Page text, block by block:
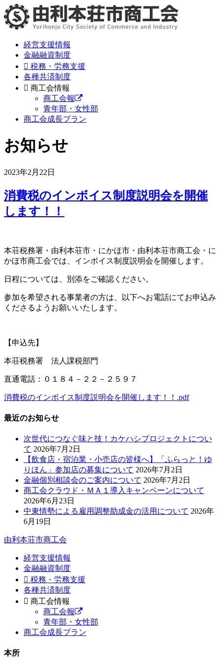
経営支援情報
金融融資制度
税務・労務支援
各種共済制度
商工会情報
商工会報
青年部・女性部
商工会成長プラン
お知らせ
2023年2月22日
消費税のインボイス制度説明会を開催
します！！
本荘税務署・由利本荘市・にかほ市・由利本荘市商工会・に
かほ市商工会では、インボイス制度説明会を開催します。
日程については、別添をご確認ください。
参加を希望される事業者の方は、以下へお電話にてお申込み
くださるようお願いいたします。
【申込先】
本荘税務署 法人課税部門
直通電話：０１８４－２２－２５９７
消費税のインボイス制度説明会を開催します！！.pdf
最近のお知らせ
次世代につなぐ味と技！カケハシプロジェクトについ
て 2026年7月2日
【飲食店・宿泊業・小売店の皆様へ】「ふらっと！ゆ
りほん」参加店の募集について 2026年7月2日
金融個別相談会のご案内について 2026年7月2日
商工会クラウド・ＭＡ１導入キャンペーンについて
2026年6月23日
中東情勢による雇用調整助成金の活用について 2026年
6月19日
由利本荘市商工会
経営支援情報
金融融資制度
税務・労務支援
各種共済制度
商工会情報
商工会報
青年部・女性部
商工会成長プラン
本所